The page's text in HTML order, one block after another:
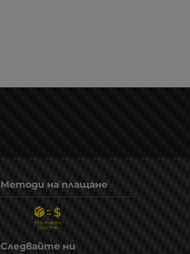
Методи на плащане
Следвайте ни